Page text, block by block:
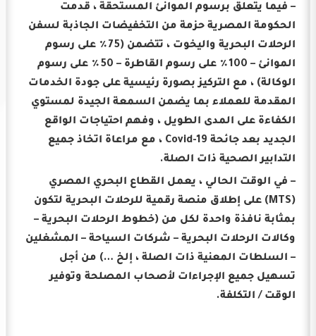
– فيما يتعلق برسوم الموانئ المستحقة ، قدمت
الحكومة المصرية حزمة من التخفيضات الجاذبة لسفن
الرحلات البحرية واليخوت ، تتضمن (75٪ على رسوم
الموانئ – 100٪ على رسوم القاطرة – 50٪ على رسوم
الوكالة) ، مع التركيز بصورة رئيسية على جودة الخدمات
المقدمة للعملاء بما يضمن السمعة الجيدة لمستوي
الكفاءة على المدى الطويل ، وفهم احتياجات الواقع
الجديد بعد جائحة Covid-19 ، مع مراعاة اتخاذ جميع
التدابير الصحية ذات الصلة.
– في الوقت الحالي ، يعمل القطاع البحري المصري
(MTS) على إطلاق منصة رقمية للرحلات البحرية لتكون
بمثابة نافذة واحدة لكل من (خطوط الرحلات البحرية –
وكالات الرحلات البحرية – شركات السياحة – المشغلين
– السلطات المعنية ذات الصلة ، إلخ …) من أجل
تسهيل جميع الإجراءات لأصحاب المصلحة وتوفير
الوقت / التكلفة.